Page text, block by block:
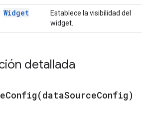
Widget
Establece la visibilidad del
widget.
detallada
dataSourceConfig)